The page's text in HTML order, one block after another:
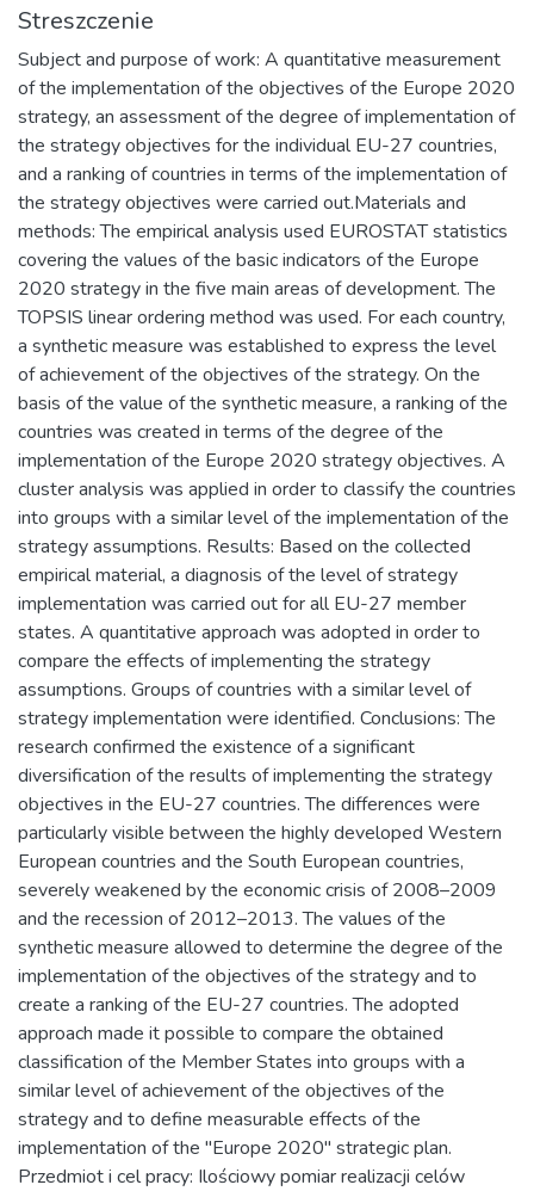
Streszczenie
Subject and purpose of work: A quantitative measurement
of the implementation of the objectives of the Europe 2020
strategy, an assessment of the degree of implementation of
the strategy objectives for the individual EU-27 countries,
and a ranking of countries in terms of the implementation of
the strategy objectives were carried out.Materials and
methods: The empirical analysis used EUROSTAT statistics
covering the values of the basic indicators of the Europe
2020 strategy in the five main areas of development. The
TOPSIS linear ordering method was used. For each country,
a synthetic measure was established to express the level
of achievement of the objectives of the strategy. On the
basis of the value of the synthetic measure, a ranking of the
countries was created in terms of the degree of the
implementation of the Europe 2020 strategy objectives. A
cluster analysis was applied in order to classify the countries
into groups with a similar level of the implementation of the
strategy assumptions. Results: Based on the collected
empirical material, a diagnosis of the level of strategy
implementation was carried out for all EU-27 member
states. A quantitative approach was adopted in order to
compare the effects of implementing the strategy
assumptions. Groups of countries with a similar level of
strategy implementation were identified. Conclusions: The
research confirmed the existence of a significant
diversification of the results of implementing the strategy
objectives in the EU-27 countries. The differences were
particularly visible between the highly developed Western
European countries and the South European countries,
severely weakened by the economic crisis of 2008–2009
and the recession of 2012–2013. The values of the
synthetic measure allowed to determine the degree of the
implementation of the objectives of the strategy and to
create a ranking of the EU-27 countries. The adopted
approach made it possible to compare the obtained
classification of the Member States into groups with a
similar level of achievement of the objectives of the
strategy and to define measurable effects of the
implementation of the "Europe 2020" strategic plan.
Przedmiot i cel pracy: Ilościowy pomiar realizacji celów